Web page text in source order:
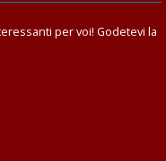
per voi! Godetevi la